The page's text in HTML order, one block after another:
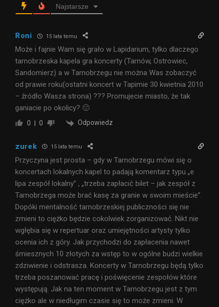
Najstarsze
Roni 15 lata temu
Może i fajnie Wam się grało w Lapidarium, tylko dlaczego
tarnobrzeska kapela gra koncerty (Tarnów, Ostrowiec,
Sandomierz) a w Tarnobrzegu nie można Was zobaczyć
od prawie roku(ostatni koncert w Tapimie 30 kwietnia 2010
– źródło Wasza strona) ??? Promujecie miasto, że tak
ganiacie po okolicy? 🙂
0 0 Odpowiedz
zurek 15 lata temu
Przyczyna jest prosta – gdy w Tarnobrzegu mówi się o
koncertach lokalnych kapel to padają komentarz typu „e
lipa zespół lokalny” , „trzeba zapłacić bilet – jak zespół z
Tarnobrzega może brać kasę za granie w swoim mieście”.
Dopóki mentalność tarnobrzeskiej publiczności się nie
zmieni to ciężko będzie cokolwiek zorganizować. Nikt nie
wgłębia się w repertuar oraz umiejętności artysty tylko
ocenia ich z góry. Jak przychodzi do zapłacenia nawet
śmiesznych 10 złotych za wstęp to w ogólne budzi wielkie
zdziwienie i odstrasza. Koncerty w Tarnobrzegu będą tylko
trzeba poszanować pracę i poświęcenie zespołów które
występują. Jak na ten moment w Tarnobrzegu jest z tym
ciężko ale w niedługim czasie się to może zmieni. W